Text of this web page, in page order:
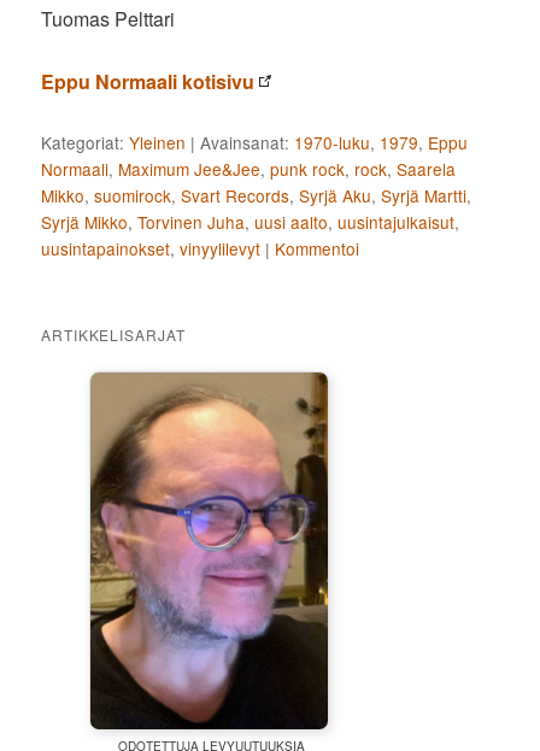
Tuomas Pelttari
Eppu Normaali kotisivu
Kategoriat: Yleinen |Avainsanat: 1970-luku, 1979, Eppu
Normaali, Maximum Jee&Jee,punk rock, rock,Saarela
Mikko,suomirock,Svart Records,Syrjä Aku,Syrjä Martti,
Syrjä Mikko,Torvinen Juha,uusi aalto,uusintajulkaisut,
uusintapainokset,vinyylilevyt | Kommentoi
ARTIKKELISARJAT
ODOTETTUJA LEVYUUTUUKSIA